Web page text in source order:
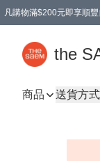
凡購物滿$200元即享順
the
商品 送貨方式